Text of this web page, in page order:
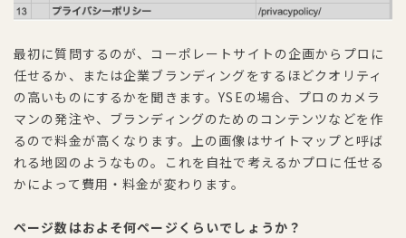
最初に質問するのが、コーポレートサイトの企画からプロに
任せるか、または企業ブランディングをするほどクオリティ
の高いものにするかを聞きます。YSEの場合、プロのカメラ
マンの発注や、ブランディングのためのコンテンツなどを作
るので料金が高くなります。上の画像はサイトマップと呼ば
れる地図のようなもの。これを自社で考えるかプロに任せる
かによって費用・料金が変わります。
ページ数はおよそ何ページくらいでしょうか？